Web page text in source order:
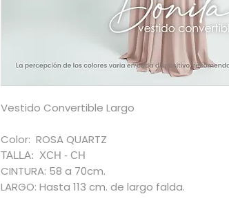
Vestido Convertible Largo
Color: ROSA QUARTZ
TALLA: XCH - CH
CINTURA: 58 a 70cm.
LARGO: Hasta 113 cm. de largo falda.